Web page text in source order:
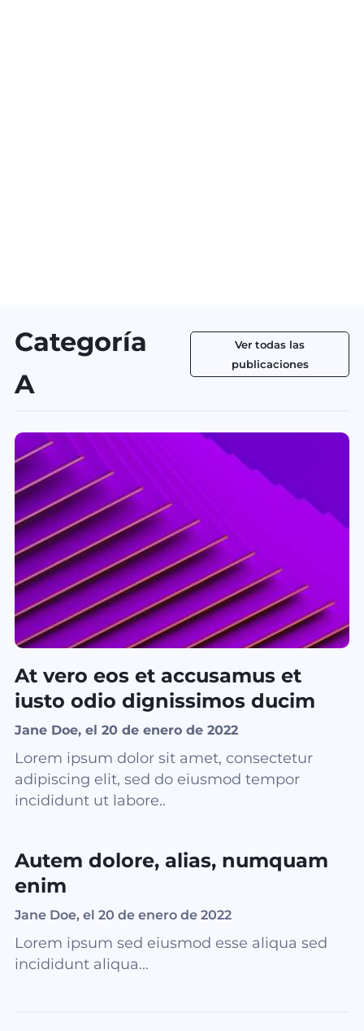
Categoría
A
Ver todas las
publicaciones
At vero eos et accusamus et
iusto odio dignissimos ducim
Jane Doe, el 20 de enero de 2022
Lorem ipsum dolor sit amet, consectetur
adipiscing elit, sed do eiusmod tempor
incididunt ut labore..
Autem dolore, alias, numquam
enim
Jane Doe, el 20 de enero de 2022
Lorem ipsum sed eiusmod esse aliqua sed
incididunt aliqua...